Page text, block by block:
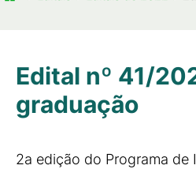
Edital nº 41/
graduação
2a edição do Programa de